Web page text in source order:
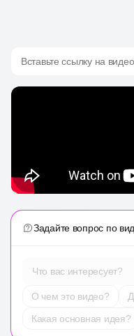
Вставьте ссылку на видео
Задайте вопрос по
Что вас интересует?
О чем это видео?
Какая основная идея?